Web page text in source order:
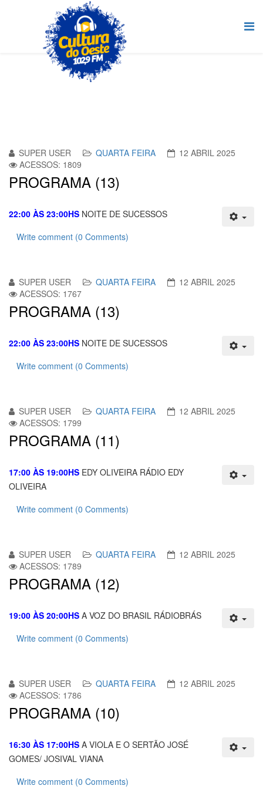
SUPER USER QUARTA FEIRA
12 ABRIL 2025
ACESSOS: 1809
PROGRAMA (13)
22:00 ÀS 23:00HS NOITE DE SUCESSOS
Write comment (0 Comments)
SUPER USER QUARTA FEIRA
12 ABRIL 2025
ACESSOS: 1767
PROGRAMA (13)
22:00 ÀS 23:00HS NOITE DE SUCESSOS
Write comment (0 Comments)
SUPER USER QUARTA FEIRA
12 ABRIL 2025
ACESSOS: 1799
PROGRAMA (11)
17:00 ÀS 19:00HS EDY OLIVEIRA RÁDIO EDY
OLIVEIRA
Write comment (0 Comments)
SUPER USER QUARTA FEIRA
12 ABRIL 2025
ACESSOS: 1789
PROGRAMA (12)
19:00 ÀS 20:00HS A VOZ DO BRASIL RÁDIOBRÁS
Write comment (0 Comments)
SUPER USER QUARTA FEIRA
12 ABRIL 2025
ACESSOS: 1786
PROGRAMA (10)
16:30 ÀS 17:00HS A VIOLA E O SERTÃO JOSÉ
GOMES/ JOSIVAL VIANA
Write comment (0 Comments)